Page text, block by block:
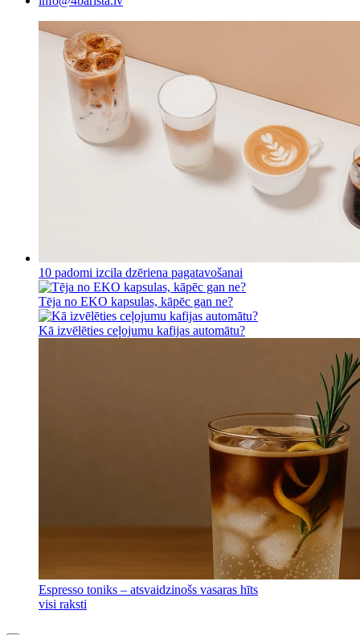
10 padomi izcila dzēriena pagatavošanai
Tēja no EKO kapsulas, kāpēc gan ne?
Kā izvēlēties ceļojumu kafijas automātu?
Espresso toniks – atsvaidzinošs vasaras hīts
visi raksti